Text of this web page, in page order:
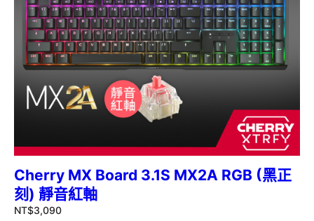
Cherry MX Board 3.1S MX2A RGB (黑正
刻) 靜音紅軸
NT$3,090